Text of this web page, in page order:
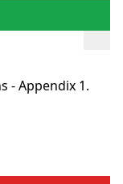
- Appendix 1.